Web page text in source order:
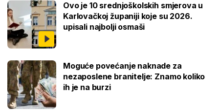
Ovo je 10 srednjoškolskih smjerova u
Karlovačkoj županiji koje su 2026.
upisali najbolji osmaši
Moguće povećanje naknade za
nezaposlene branitelje: Znamo koliko
ih je na burzi